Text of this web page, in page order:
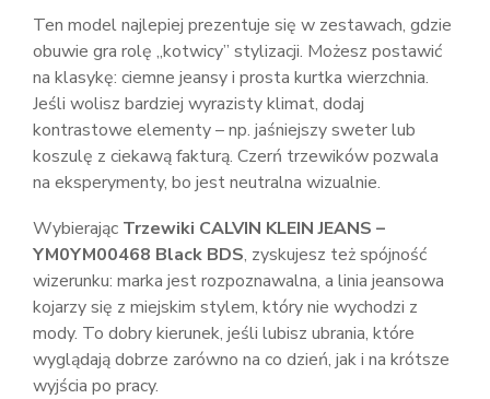
Ten model najlepiej prezentuje się w zestawach, gdzie
obuwie gra rolę „kotwicy” stylizacji. Możesz postawić
na klasykę: ciemne jeansy i prosta kurtka wierzchnia.
Jeśli wolisz bardziej wyrazisty klimat, dodaj
kontrastowe elementy – np. jaśniejszy sweter lub
koszulę z ciekawą fakturą. Czerń trzewików pozwala
na eksperymenty, bo jest neutralna wizualnie.
Wybierając Trzewiki CALVIN KLEIN JEANS –
YM0YM00468 Black BDS, zyskujesz też spójność
wizerunku: marka jest rozpoznawalna, a linia jeansowa
kojarzy się z miejskim stylem, który nie wychodzi z
mody. To dobry kierunek, jeśli lubisz ubrania, które
wyglądają dobrze zarówno na co dzień, jak i na krótsze
wyjścia po pracy.